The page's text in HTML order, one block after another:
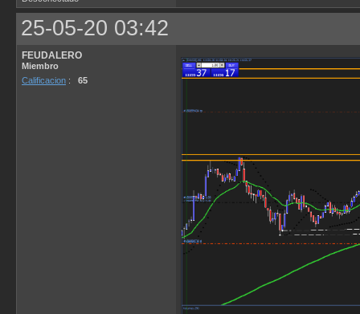
25-05-20 03:42
FEUDALERO
Miembro
Calificacion : 65